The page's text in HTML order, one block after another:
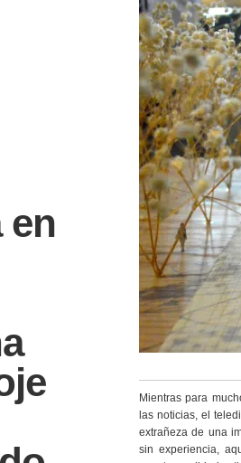
en
Mientras para
las noticias, el
extrañeza de una
sin experiencia,